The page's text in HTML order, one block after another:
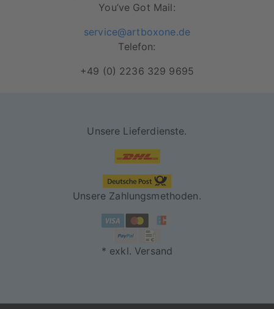
You’ve Got Mail:
service@artboxone.de
Telefon:
+49 (0) 2236 329 9695
Unsere Lieferdienste.
Unsere Zahlungsmethoden.
* exkl. Versand